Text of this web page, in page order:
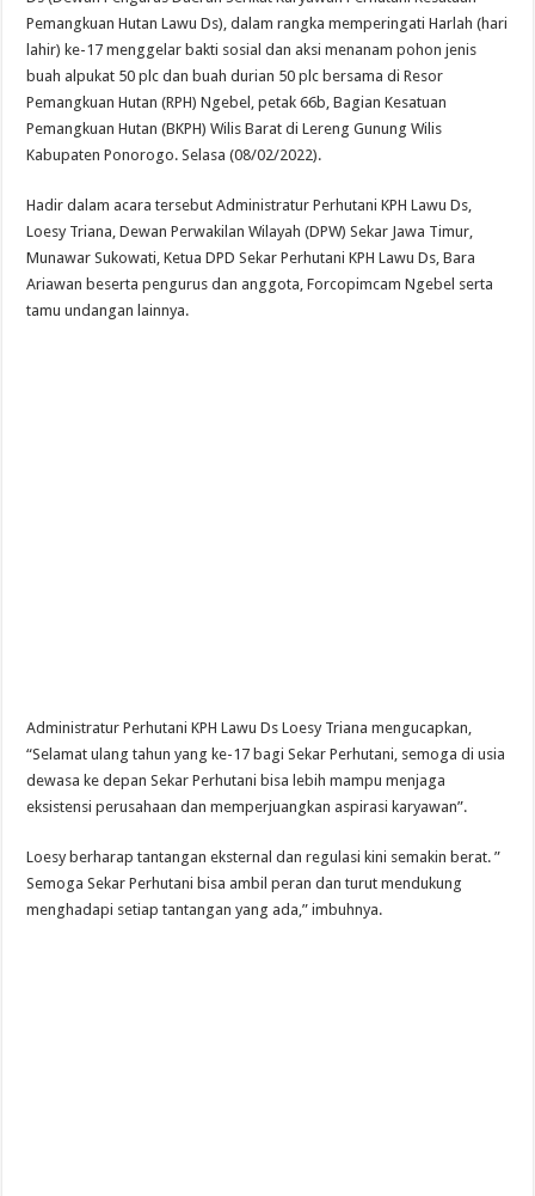
Pemangkuan Hutan Lawu Ds), dalam rangka memperingati Harlah (hari
lahir) ke-17 menggelar bakti sosial dan aksi menanam pohon jenis
buah alpukat 50 plc dan buah durian 50 plc bersama di Resor
Pemangkuan Hutan (RPH) Ngebel, petak 66b, Bagian Kesatuan
Pemangkuan Hutan (BKPH) Wilis Barat di Lereng Gunung Wilis
Kabupaten Ponorogo. Selasa (08/02/2022).
Hadir dalam acara tersebut Administratur Perhutani KPH Lawu Ds,
Loesy Triana, Dewan Perwakilan Wilayah (DPW) Sekar Jawa Timur,
Munawar Sukowati, Ketua DPD Sekar Perhutani KPH Lawu Ds, Bara
Ariawan beserta pengurus dan anggota, Forcopimcam Ngebel serta
tamu undangan lainnya.
Administratur Perhutani KPH Lawu Ds Loesy Triana mengucapkan,
“Selamat ulang tahun yang ke-17 bagi Sekar Perhutani, semoga di usia
dewasa ke depan Sekar Perhutani bisa lebih mampu menjaga
eksistensi perusahaan dan memperjuangkan aspirasi karyawan”.
Loesy berharap tantangan eksternal dan regulasi kini semakin berat. ”
Semoga Sekar Perhutani bisa ambil peran dan turut mendukung
menghadapi setiap tantangan yang ada,” imbuhnya.